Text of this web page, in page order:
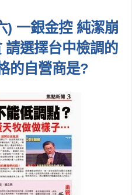
) 一銀金控 純潔崩
請選擇台中檢調的
的自營商是?